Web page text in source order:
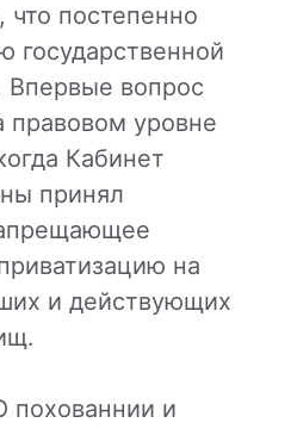
постепенно
государственной
Впервые вопрос
правовом уровне
Кабинет
принял
на
и действующих
похованнии и